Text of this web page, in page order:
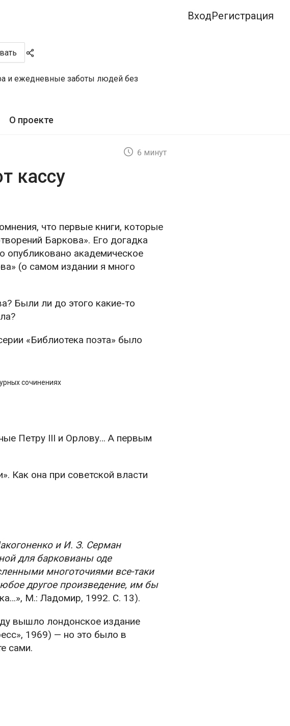
ВходРегистрация
и ежедневные заботы людей без
О проекте
6 минут
кассу
что первые книги, которые
Баркова». Его догадка
опубликовано академическое
(о самом издании я много
Были ли до этого какие-то
«Библиотека поэта» было
Петру III и Орлову… А первым
Как она при советской власти
и И. З. Серман
для барковианы оде
многоточиями все-таки
другое произведение, им бы
М.: Ладомир, 1992. С. 13).
вышло лондонское издание
1969) — но это было в
сами.